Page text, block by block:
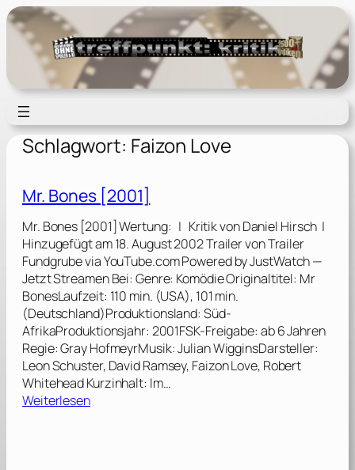
Zum
Inhalt
springen
Schlagwort: Faizon Love
Mr. Bones [2001]
Mr. Bones [2001] Wertung: | Kritik von Daniel Hirsch |
Hinzugefügt am 18. August 2002 Trailer von Trailer
Fundgrube via YouTube.com Powered by JustWatch —
Jetzt Streamen Bei: Genre: Komödie Originaltitel: Mr
BonesLaufzeit: 110 min. (USA), 101 min.
(Deutschland)Produktionsland: Süd-
AfrikaProduktionsjahr: 2001FSK-Freigabe: ab 6 Jahren
Regie: Gray HofmeyrMusik: Julian WigginsDarsteller:
Leon Schuster, David Ramsey, Faizon Love, Robert
Whitehead Kurzinhalt: Im…
Weiterlesen: